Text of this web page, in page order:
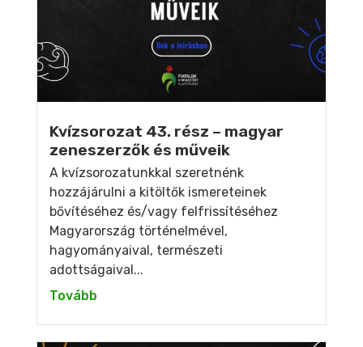
Kvízsorozat 43. rész – magyar
zeneszerzők és műveik
A kvízsorozatunkkal szeretnénk
hozzájárulni a kitöltők ismereteinek
bővítéséhez és/vagy felfrissítéséhez
Magyarország történelmével,
hagyományaival, természeti
adottságaival...
Tovább